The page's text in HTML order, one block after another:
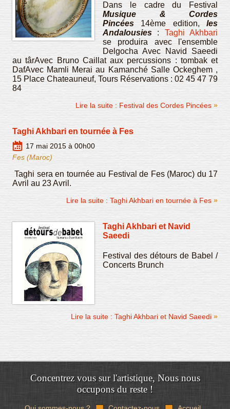
Dans le cadre du Festival
Musique & Cordes
Pincées 14ème edition, les
Andalousies : Taghi Akhbari
se produira avec l'ensemble
Delgocha Avec Navid Saeedi
au târAvec Bruno Caillat aux percussions : tombak et
DafAvec Mamli Merai au Kamanché Salle Ockeghem ,
15 Place Chateauneuf, Tours Réservations : 02 45 47 79
84
Lire la suite : Festival des Cordes Pincées
Taghi Akhbari en tournée à Fes
17 mai 2015 à 00h00
Fes (Maroc)
Taghi sera en tournée au Festival de Fes (Maroc) du 17
Avril au 23 Avril.
Lire la suite : Taghi Akhbari en tournée à Fes
Taghi Akhbari et Navid
Saeedi
Festival des détours de Babel /
Concerts Brunch
Lire la suite : Taghi Akhbari et Navid Saeedi
Concentrez vous sur l'artistique, Nous nous
occupons du reste !